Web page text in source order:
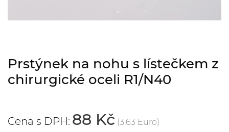
Prstýnek na nohu s lístečkem z
chirurgické oceli R1/N40
Cena s DPH: 88 Kč (3.63 Euro)